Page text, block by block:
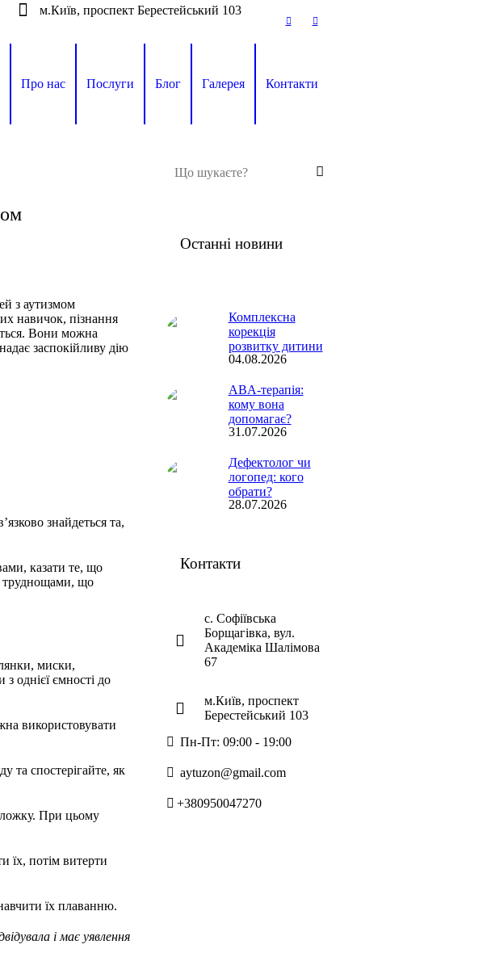
м.Київ, проспект Берестейський 103
Про нас Послуги Блог Галерея Контакти
з аутизмом
навичок, пізнання
Вони можна
заспокійливу дію
знайдеться та,
казати те, що
труднощами, що
миски,
однієї ємності до
використовувати
та спостерігайте, як
ложку. При цьому
їх, потім витерти
їх плаванню.
і має уявлення
Останні новини
Комплексна
корекція
розвитку дитини
04.08.2026
ABA-терапія:
кому вона
допомагає?
31.07.2026
Дефектолог чи
логопед: кого
обрати?
28.07.2026
Контакти
с. Софіївська
Борщагівка, вул.
Академіка Шалімова
67
м.Київ, проспект
Берестейський 103
Пн-Пт: 09:00 - 19:00
aytuzon@gmail.com
+380950047270